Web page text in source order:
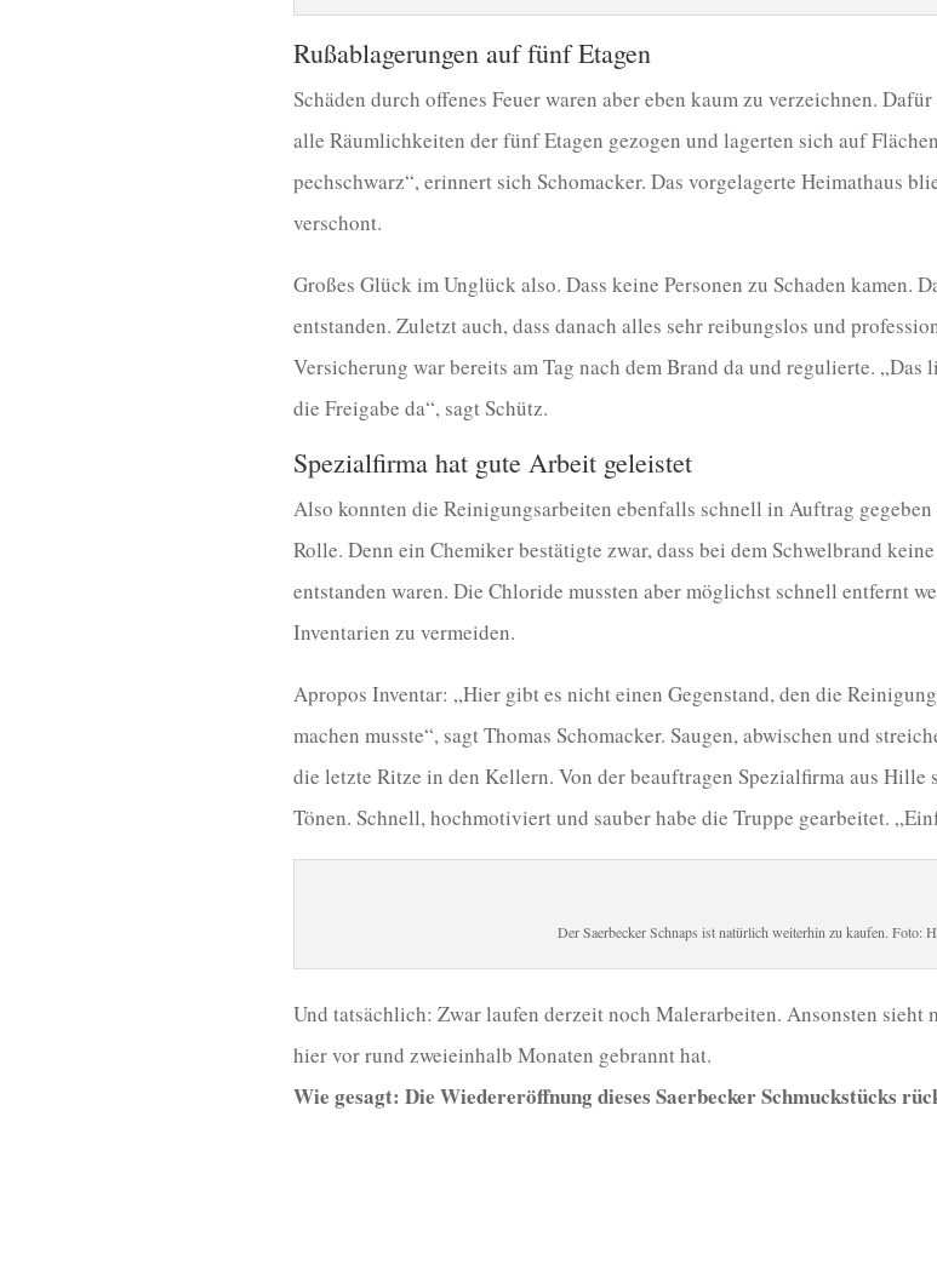
Rußablagerungen auf fünf Etagen
Schäden durch offenes Feuer waren aber eben kaum zu verzeichnen.
alle Räumlichkeiten der fünf Etagen gezogen und lagerten sich auf
pechschwarz“, erinnert sich Schomacker. Das vorgelagerte Heimathaus
verschont.
Großes Glück im Unglück also. Dass keine Personen zu Schaden kamen.
entstanden. Zuletzt auch, dass danach alles sehr reibungslos und
Versicherung war bereits am Tag nach dem Brand da und regulierte.
die Freigabe da“, sagt Schütz.
Spezialfirma hat gute Arbeit geleistet
Also konnten die Reinigungsarbeiten ebenfalls schnell in Auftrag
Rolle. Denn ein Chemiker bestätigte zwar, dass bei dem Schwelbrand
entstanden waren. Die Chloride mussten aber möglichst schnell entfernt
Inventarien zu vermeiden.
Apropos Inventar: „Hier gibt es nicht einen Gegenstand, den die
machen musste“, sagt Thomas Schomacker. Saugen, abwischen und
die letzte Ritze in den Kellern. Von der beauftragen Spezialfirma aus Hille
Tönen. Schnell, hochmotiviert und sauber habe die Truppe gearbeitet.
Der Saerbecker Schnaps ist natürlich weiterhin zu kaufen. Foto:
Und tatsächlich: Zwar laufen derzeit noch Malerarbeiten. Ansonsten sieht
hier vor rund zweieinhalb Monaten gebrannt hat.
Wie gesagt: Die Wiedereröffnung dieses Saerbecker Schmuckstücks